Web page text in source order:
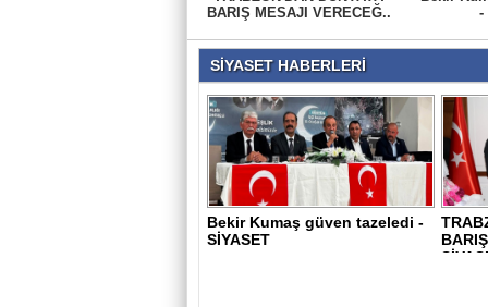
BARIŞ MESAJI VERECEĞ..
-
SİYASET HABERLERİ
Bekir Kumaş güven tazeledi -
SİYASET